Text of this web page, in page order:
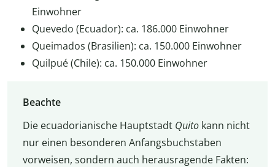
Einwohner
Quevedo (Ecuador): ca. 186.000 Einwohner
Queimados (Brasilien): ca. 150.000 Einwohner
Quilpué (Chile): ca. 150.000 Einwohner
Beachte
Die ecuadorianische Hauptstadt Quitokann nicht
nur einen besonderen Anfangsbuchstaben
vorweisen, sondern auch herausragende Fakten: